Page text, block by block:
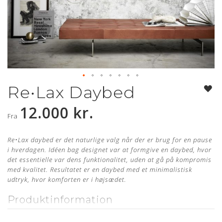
Gå
til
starten
af
Re•Lax Daybed
Fra 12.000 kr.
Re•Lax daybed er det naturlige valg når der er brug for en pause
i hverdagen. Idéen bag designet var at formgive en daybed, hvor
det essentielle var dens funktionalitet, uden at gå på kompromis
med kvalitet. Resultatet er en daybed med et minimalistisk
udtryk, hvor komforten er i højsædet.
Produktinformation